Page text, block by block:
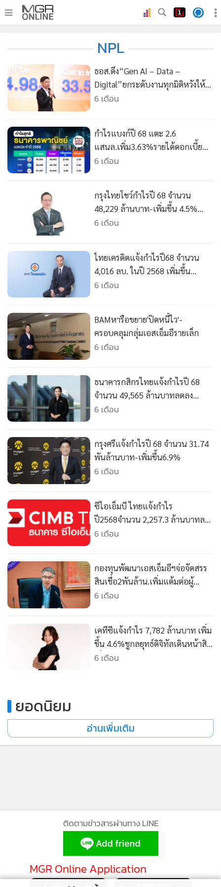
• ภาคใต้
•
ภูมิภาค
• Online Section
• บันเทิง
• ผู้จัดการรายวัน
• คอลัมนิสต์
• ละคร
• CbizReview
Cyber BIZ
ผู้จัดกวน
Good health & Well-being
Green Innovation & SD
• Management & HR
MGR Live
Infographic
• การเมือง
• ท่องเที่ยว
• กีฬา
• ต่างประเทศ
• Special Scoop
• เศรษฐกิจ-ธุรกิจ
• จีน
• ชุมชน-คุณภาพชีวิต
• อาชญากรรม
• Motoring
• เกม
วิทยาศาสตร์
• SMEs
• หุ้น
• อินโดจีน
• กองทุนรวม
• Celeb Online
• Factcheck
•
News1
• Gotomanager
NPL
ธอส.ดึง“Gen AI – Data –
Digital”ยกระดับงานทุกมิติหวังให้
คนไทยมีบ้านยั่งยืน
6 เดือน
กำไรแบงก์ปี 68 แตะ 2.6
แสนล.เพิ่ม3.63%รายได้ดอกเบี้ย
ฟุบ-คุมเข้มต้นทุน
6 เดือน
กรุงไทยโชว์กำไรปี 68 จำนวน
48,229 ล้านบาท-เพิ่มขึ้น 4.5%
-เดินหน้าช่วยลูกค้า-รับมือความ
6 เดือน
ไทยเครดิตแจ้งกำไรปี68 จำนวน
4,016 ลบ. ในปี 2568 เพิ่มขึ้น
10.8%
6 เดือน
BAMหารือขยาย'ปิดหนี้ไว'-
ครอบคลุมกลุ่มเอสเอ็มอีรายเล็ก
6 เดือน
ธนาคารกสิกรไทยแจ้งกำไรปี 68
จำนวน 49,565 ล้านบาทลดลง
0.07%
6 เดือน
กรุงศรีแจ้งกำไรปี 68 จำนวน 31.74
พันล้านบาท-เพิ่มขึ้น6.9%
6 เดือน
ซีไอเอ็มบี ไทยแจ้งกำไร
ปี2568จำนวน 2,257.3 ล้านบาทลด
ลง20.9%
6 เดือน
กองทุนพัฒนาเอสเอ็มอีฯจ่อจัดสรร
สินเชื่อ2พันล้าน.เพิ่มแต้มต่อผู้
ประกอบการไทย
6 เดือน
เคทีซีแจ้งกำไร 7,782 ล้านบาท เพิ่ม
ขึ้น 4.6%ชูกลยุทธ์ดิจิทัลเดินหน้าสิน
เชื่อ-บัตรเครดิต
6 เดือน
ยอดนิยม
อ่านเพิ่มเติม
ติดตามข่าวสารผ่านทาง LINE
MGR Online Application